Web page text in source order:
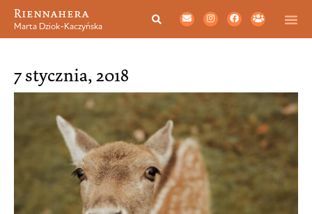
Riennahera
Marta Dziok-Kaczyńska
7 stycznia, 2018